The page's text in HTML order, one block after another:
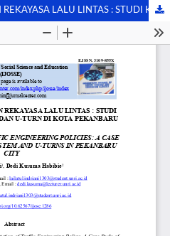
IMPLEMENTASI KEBIJAKAN REKAYASA LALU LINTAS : STUDI KASUS SISTEM SATU ARAH DAN U-TURN DI KOTA PEKANBARU